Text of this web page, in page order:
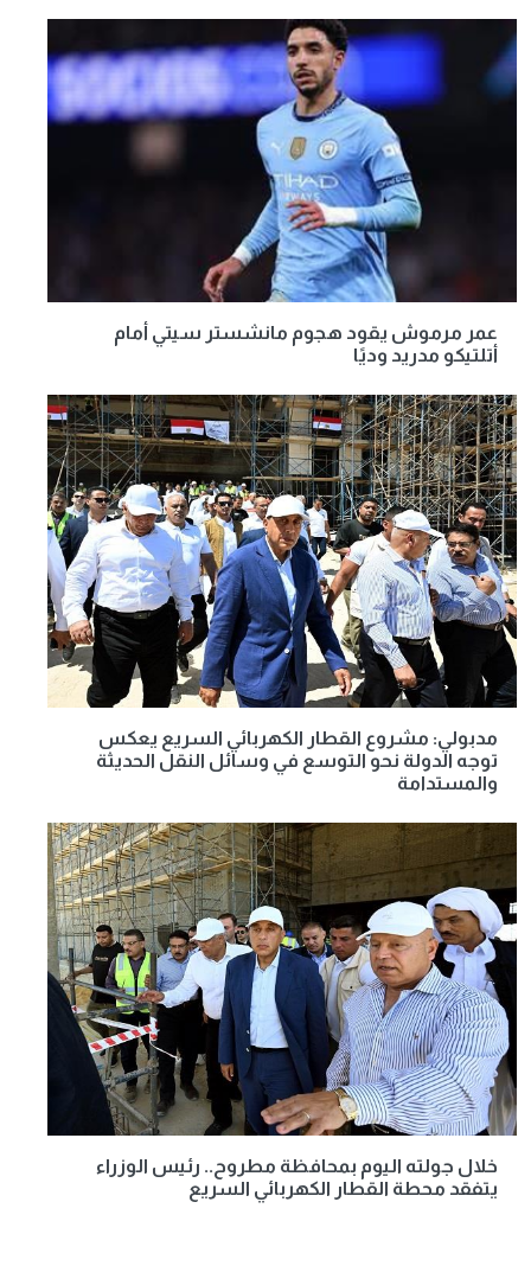
عمر مرموش يقود هجوم مانشستر سيتي أمام
أتلتيكو مدريد وديًا
مدبولي: مشروع القطار الكهربائي السريع يعكس
توجه الدولة نحو التوسع في وسائل النقل الحديثة
والمستدامة
خلال جولته اليوم بمحافظة مطروح.. رئيس الوزراء
يتفقد محطة القطار الكهربائي السريع